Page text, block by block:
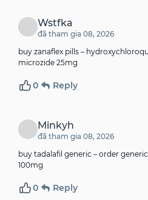
Wstfka
đã tham gia 08, 2026
buy zanaflex pills –
microzide 25mg
0 Reply
Minkyh
đã tham gia 08, 2026
buy tadalafil generic – order
100mg
0 Reply